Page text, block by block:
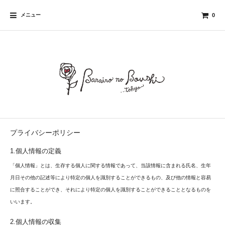
メニュー 0
プライバシーポリシー
1.個人情報の定義
「個人情報」とは、生存する個人に関する情報であって、当該情報に含まれる氏名、生年
月日その他の記述等により特定の個人を識別することができるもの、及び他の情報と容易
に照合することができ、それにより特定の個人を識別することができることとなるものを
いいます。
2.個人情報の収集